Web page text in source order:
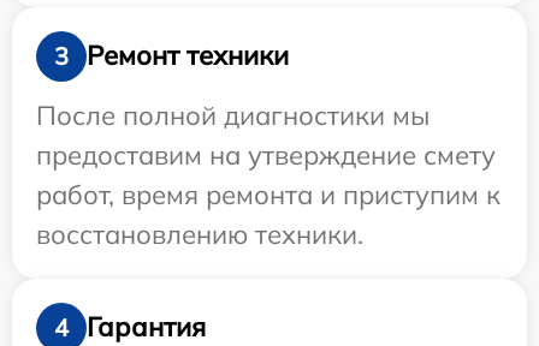
3
Ремонт техники
После полной диагностики мы
предоставим на утверждение смету
работ, время ремонта и приступим к
восстановлению техники.
4
Гарантия